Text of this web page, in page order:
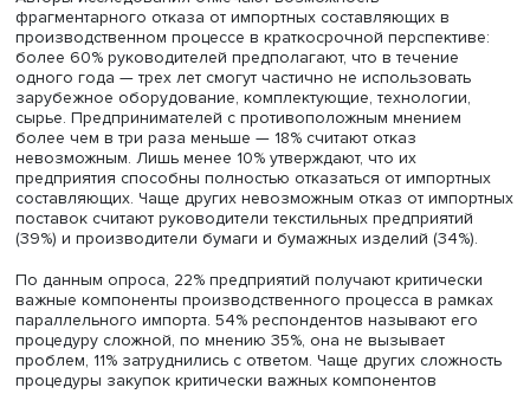
При этом за последние пять лет оборудование на
промышленных предприятиях примерно одинаково
обновлялось за счет как отечественных, так и
поставок: 22% компаний нарастили долю российского
оборудования и 20% — зарубежного, причем 5%
закупали импорт на вторичном рынке. Наиболее
рост (от 31 до 33%) доли нового импортного
происходил в обрабатывающем сегменте — на
производящих лекарственные средства и материалы,
резиновые и пластмассовые изделия, а также машины
Наибольшее обновление за счет отечественного
оборудования (от 27 до 30%) произошло в
транспортных средств и оборудования,
неминеральной продукции и одежды.